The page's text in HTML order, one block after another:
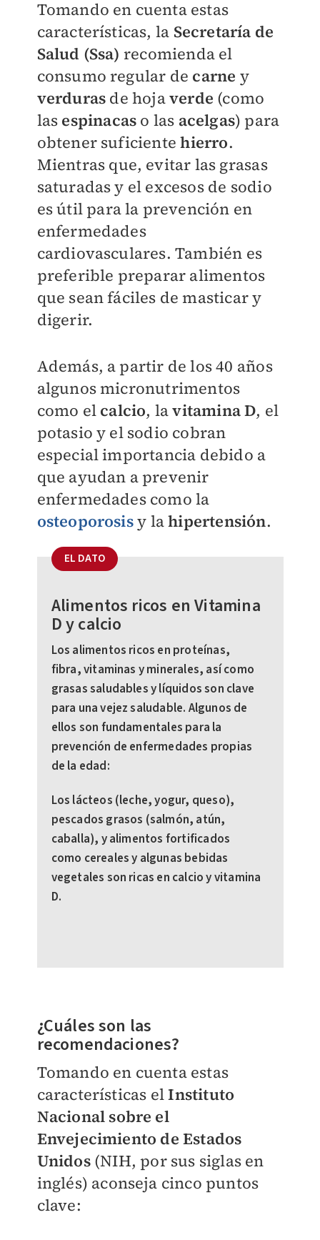
Tomando en cuenta estas
características, la Secretaría de
Salud (Ssa) recomienda el
consumo regular de carne y
verduras de hojaverde (como
las espinacas o las acelgas) para
obtener suficientehierro.
Mientras que, evitar las grasas
saturadas y el excesos de sodio
es útil para la prevención en
enfermedades
cardiovasculares. También es
preferible preparar alimentos
que sean fáciles de masticar y
digerir.
Además, a partir de los 40 años
algunos micronutrimentos
como el calcio, lavitamina D, el
potasio y el sodio cobran
especial importancia debido a
que ayudan a prevenir
enfermedades como la
osteoporosisy lahipertensión.
EL DATO
Alimentos ricos en Vitamina
D y calcio
Los alimentos ricos en proteínas,
fibra, vitaminas y minerales, así como
grasas saludables y líquidos son clave
para una vejez saludable. Algunos de
ellos son fundamentales para la
prevención de enfermedades propias
de la edad:
Los lácteos (leche, yogur, queso),
pescados grasos (salmón, atún,
caballa), y alimentos fortificados
como cereales y algunas bebidas
vegetales son ricas en calcio y vitamina
D.
¿Cuáles son las
recomendaciones?
Tomando en cuenta estas
características elInstituto
Nacional sobre el
Envejecimiento de Estados
Unidos(NIH, por sus siglas en
inglés) aconseja cinco puntos
clave: